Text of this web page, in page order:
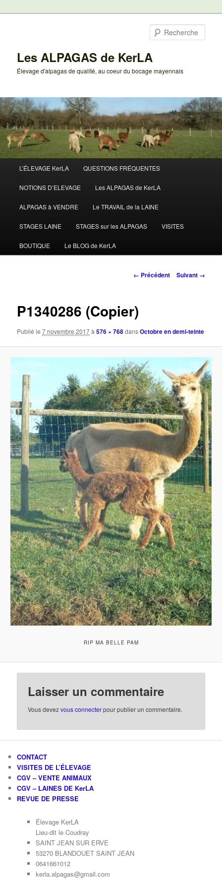
Les ALPAGAS de KerLA
Élevage d'alpagas de qualité, au coeur du bocage mayennais
principal
L’ÉLEVAGE KerLA QUESTIONS FRÉQUENTES
NOTIONS D’ELEVAGE Les ALPAGAS de KerLA
ALPAGAS à VENDRE Le TRAVAIL de la LAINE
STAGES LAINE STAGES sur les ALPAGAS VISITES
BOUTIQUE Le BLOG de KerLA
Navigation
← Précédent Suivant →
P1340286 (Copier)
Publié le7 novembre 2017à576 × 768dansOctobre en demi-teinte
RIP MA BELLE PAM
Laisser un commentaire
Vous devezvous connecterpour publier un commentaire.
CONTACT
VISITES DE L’ÉLEVAGE
CGV – VENTE ANIMAUX
CGV – LAINES DE KerLA
REVUE DE PRESSE
Élevage KerLA
Lieu-dit le Coudray
SAINT JEAN SUR ERVE
53270 BLANDOUET SAINT JEAN
0641661012
kerla.alpagas@gmail.com